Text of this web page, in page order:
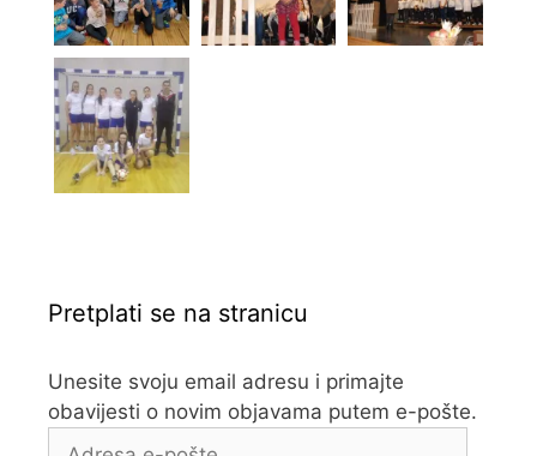
Pretplati se na stranicu
Unesite svoju email adresu i primajte
obavijesti o novim objavama putem e-pošte.